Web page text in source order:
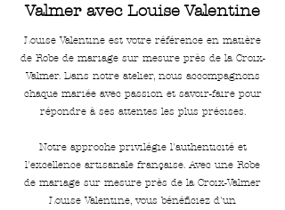
Valmer avec Louise Valentine
Louise Valentine est votre référence en matière
de Robe de mariage sur mesure près de la Croix-
Valmer. Dans notre atelier, nous accompagnons
chaque mariée avec passion et savoir-faire pour
répondre à ses attentes les plus précises.
Notre approche privilégie l'authenticité et
l'excellence artisanale française. Avec une Robe
de mariage sur mesure près de la Croix-Valmer
Louise Valentine, vous bénéficiez d'un